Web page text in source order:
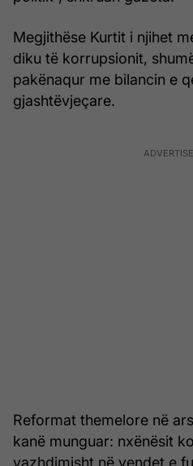
Megjithëse Kurtit i njihet
diku të korrupsionit,
pakënaqur me bilancin e
gjashtëvjeçare.
Reformat themelore në
kanë munguar: nxënësit
vazhdimisht në vendet e